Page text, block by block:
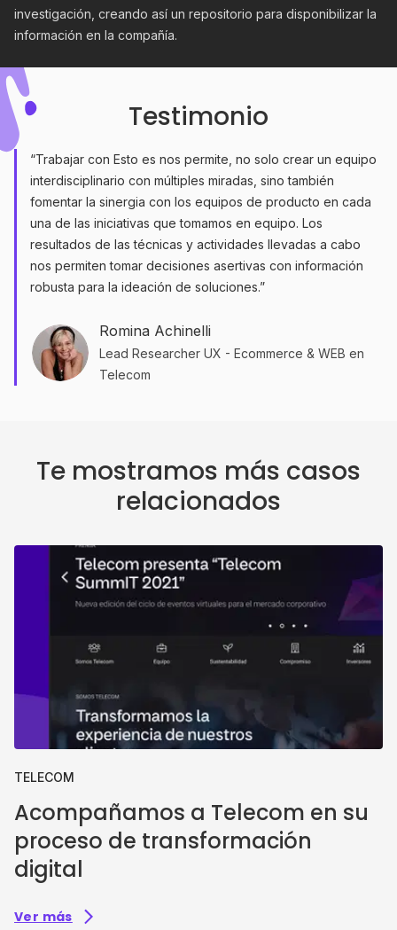
investigación, creando así un repositorio para disponibilizar la
información en la compañía.
Testimonio
“Trabajar con Esto es nos permite, no solo crear un equipo
interdisciplinario con múltiples miradas, sino también
fomentar la sinergia con los equipos de producto en cada
una de las iniciativas que tomamos en equipo. Los
resultados de las técnicas y actividades llevadas a cabo
nos permiten tomar decisiones asertivas con información
robusta para la ideación de soluciones.”
Romina Achinelli
Lead Researcher UX - Ecommerce & WEB en
Telecom
Te mostramos más casos
relacionados
TELECOM
Acompañamos a Telecom en su
proceso de transformación
digital
Ver más